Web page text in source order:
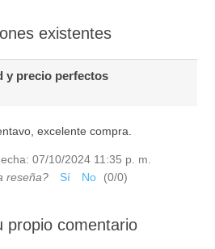
existentes
y precio perfectos
excelente compra.
07/10/2024 11:35 p. m.
reseña?
Sí No (0/0)
propio comentario